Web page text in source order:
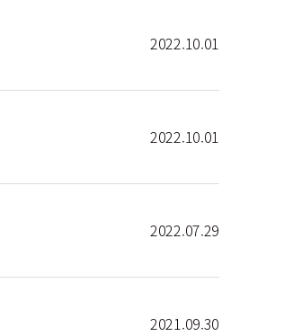
2022.10.01
2022.10.01
2022.07.29
2021.09.30